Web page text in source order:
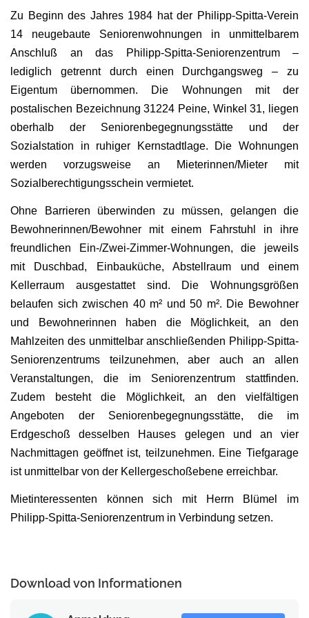
Zu Beginn des Jahres 1984 hat der Philipp-Spitta-Verein
14 neugebaute Seniorenwohnungen in unmittelbarem
Anschluß an das Philipp-Spitta-Seniorenzentrum –
lediglich getrennt durch einen Durchgangsweg – zu
Eigentum übernommen. Die Wohnungen mit der
postalischen Bezeichnung 31224 Peine, Winkel 31, liegen
oberhalb der Seniorenbegegnungsstätte und der
Sozialstation in ruhiger Kernstadtlage. Die Wohnungen
werden vorzugsweise an Mieterinnen/Mieter mit
Sozialberechtigungsschein vermietet.
Ohne Barrieren überwinden zu müssen, gelangen die
Bewohnerinnen/Bewohner mit einem Fahrstuhl in ihre
freundlichen Ein-/Zwei-Zimmer-Wohnungen, die jeweils
mit Duschbad, Einbauküche, Abstellraum und einem
Kellerraum ausgestattet sind. Die Wohnungsgrößen
belaufen sich zwischen 40 m² und 50 m². Die Bewohner
und Bewohnerinnen haben die Möglichkeit, an den
Mahlzeiten des unmittelbar anschließenden Philipp-Spitta-
Seniorenzentrums teilzunehmen, aber auch an allen
Veranstaltungen, die im Seniorenzentrum stattfinden.
Zudem besteht die Möglichkeit, an den vielfältigen
Angeboten der Seniorenbegegnungsstätte, die im
Erdgeschoß desselben Hauses gelegen und an vier
Nachmittagen geöffnet ist, teilzunehmen. Eine Tiefgarage
ist unmittelbar von der Kellergeschoßebene erreichbar.
Mietinteressenten können sich mit Herrn Blümel im
Philipp-Spitta-Seniorenzentrum in Verbindung setzen.
Download von Informationen